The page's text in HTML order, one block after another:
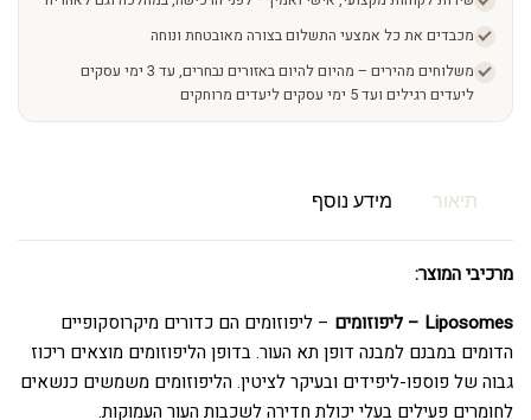
מכבדים את כל אמצעי התשלום בצורה מאובטחת ונוחה
משלוחים מהירים – מהיום להיום באזורים נבחרים, עד 3 ימי עסקים
ליעדים רגילים ועד 5 ימי עסקים ליעדים מרוחקים
תיאור מידע נוסף
מרכיבי המוצר:
Liposomes – ליפוזומים
– ליפוזומים הם כדורים מיקרוסקופיים
הדומים במבנם למבנה דופן תא העור. בדופן הליפוזומים מוצאים ריכוז
גבוה של פוספו-ליפידים ובעיקר לציטין. הליפוזומים משמשים כנשאים
לחומרים פעילים בעלי יכולת חדירה לשכבות העור העמוקות.